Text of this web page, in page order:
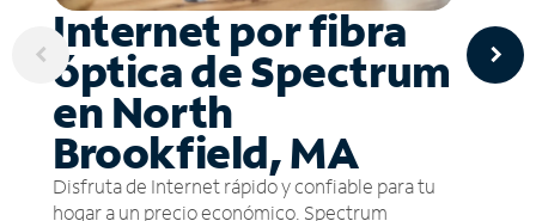
Internet por fibra
óptica de Spectrum
en North
Brookfield, MA
Disfruta de Internet rápido y confiable para tu
hogar a un precio económico. Spectrum